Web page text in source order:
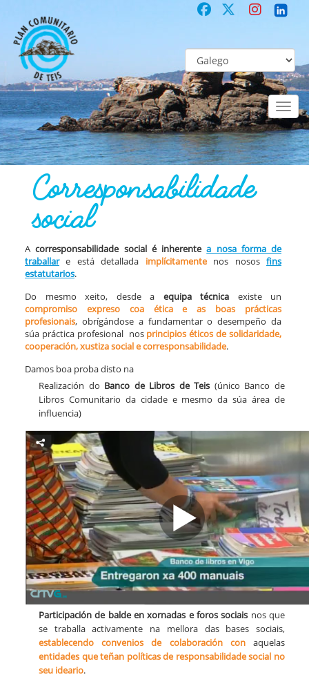
Toggle
COMUNITARIO Co-laboración participativa Corresponsabilidade
Corresponsabilidade
social
Acorresponsabilidade social é inherentea nosa forma de
traballare está detallada implícitamentenos nososfins
estatutarios.
Do mesmo xeito, desde a equipa técnica existe un
compromiso expreso coa ética e as boas prácticas
profesionais, obrígándose a fundamentar o desempeño da
súa práctica profesional nos principios éticos de solidaridade,
cooperación, xustiza social e corresponsabilidade.
Damos boa proba disto na
Realización do Banco de Libros de Teis (único Banco de
Libros Comunitario da cidade e mesmo da súa área de
influencia)
Participación de baldeen xornadas e foros sociais nos que
se traballa activamente na mellora das bases sociais,
establecendo convenios de colaboración
conaquelas
entidades que teñan políticas de responsabilidade social no
seu ideario.